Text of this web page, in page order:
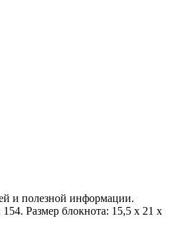
и полезной информации.
Размер блокнота: 15,5 х 21 х